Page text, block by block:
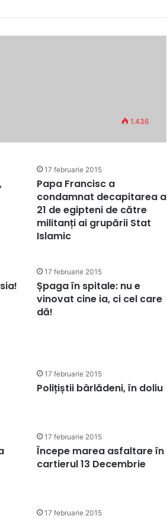
1.436
17 februarie 2015
Papa Francisc a
condamnat decapitarea a
21 de egipteni de către
militanți ai grupării Stat
Islamic
17 februarie 2015
Șpaga în spitale: nu e
vinovat cine ia, ci cel care
dă!
17 februarie 2015
Polițiștii bârlădeni, în doliu
17 februarie 2015
Începe marea asfaltare în
cartierul 13 Decembrie
17 februarie 2015